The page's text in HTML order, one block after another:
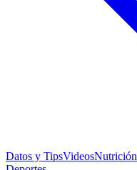
Datos y TipsVideosNutrición